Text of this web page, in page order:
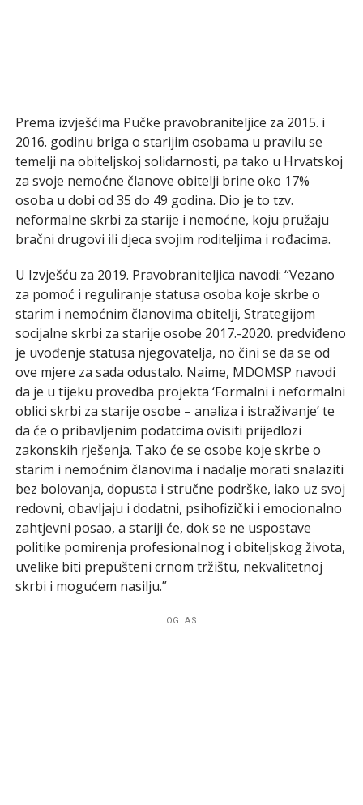
Prema izvješćima Pučke pravobraniteljice za 2015. i
2016. godinu briga o starijim osobama u pravilu se
temelji na obiteljskoj solidarnosti, pa tako u Hrvatskoj
za svoje nemoćne članove obitelji brine oko 17%
osoba u dobi od 35 do 49 godina. Dio je to tzv.
neformalne skrbi za starije i nemoćne, koju pružaju
bračni drugovi ili djeca svojim roditeljima i rođacima.
U Izvješću za 2019. Pravobraniteljica navodi: “Vezano
za pomoć i reguliranje statusa osoba koje skrbe o
starim i nemoćnim članovima obitelji, Strategijom
socijalne skrbi za starije osobe 2017.-2020. predviđeno
je uvođenje statusa njegovatelja, no čini se da se od
ove mjere za sada odustalo. Naime, MDOMSP navodi
da je u tijeku provedba projekta ‘Formalni i neformalni
oblici skrbi za starije osobe – analiza i istraživanje’ te
da će o pribavljenim podatcima ovisiti prijedlozi
zakonskih rješenja. Tako će se osobe koje skrbe o
starim i nemoćnim članovima i nadalje morati snalaziti
bez bolovanja, dopusta i stručne podrške, iako uz svoj
redovni, obavljaju i dodatni, psihofizički i emocionalno
zahtjevni posao, a stariji će, dok se ne uspostave
politike pomirenja profesionalnog i obiteljskog života,
uvelike biti prepušteni crnom tržištu, nekvalitetnoj
skrbi i mogućem nasilju.”
OGLAS